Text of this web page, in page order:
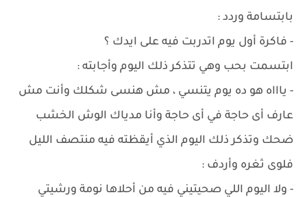
بابتسامة وردد :
- فاكرة أول يوم اتدربت فيه على ايدك ؟
ابتسمت بحب وهي تتذكر ذلك اليوم وأجابته :
- ياااه هو ده يوم يتنسي ، مش هنسى شكلك وأنت مش
عارف أى حاجة في أى حاجة وأنا مدياك الوش الخشب
ضحك وتذكر ذلك اليوم الذي أيقظته فيه منتصف الليل
فلوى ثغره وأردف :
- ولا اليوم اللي صحيتيني فيه من أحلاها نومة ورشيتي